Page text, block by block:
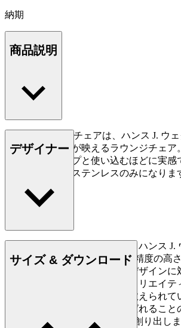
納期
商品説明
CH445 ウィングチェアは、ハンス J. ウ
能と美的センスが映えるラウンジチェ
ラフトマンシップと使い込むほどに実
見事です。脚はステンレスのみになりま
もっと読む
デザイナー
デンマークの家具デザイナー、ハンス J.
2007) は、家具づくりにおける精度の高
ップに対する優れた洞察力、デザイン
勢で知られており、史上最もクリエイ
て多作なデザイナーの一人に数えられて
ー・オブ・ザ・チェア」と呼ばれるこ
は、生涯で約500点もの椅子を創り出しま
サイズ & ダウンロード